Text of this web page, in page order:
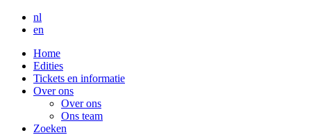
nl
en
Home
Edities
Tickets en informatie
Over ons
Over ons
Ons team
Zoeken